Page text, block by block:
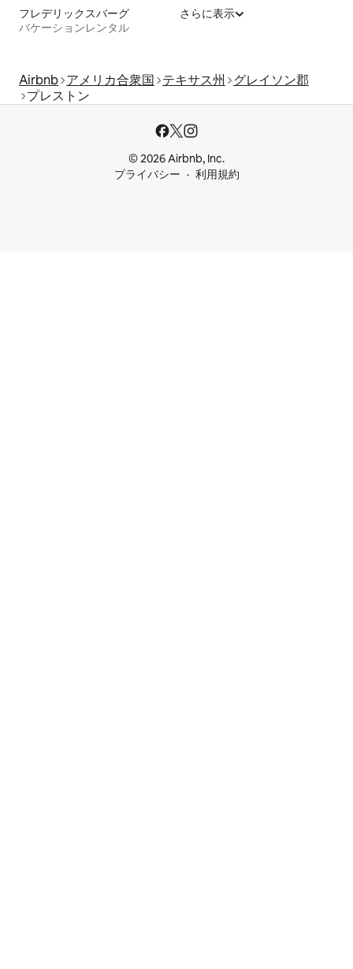
フレデリックスバーグ
バケーションレンタル
さらに表示
Airbnb アメリカ合衆国 テキサス州
グレイソン郡
プレストン
© 2026 Airbnb, Inc.
プライバシー
利用規約